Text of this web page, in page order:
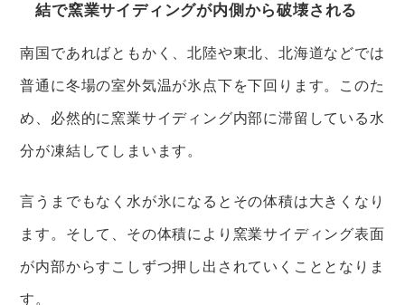
結で窯業サイディングが内側から破壊される
南国であればともかく、北陸や東北、北海道などでは
普通に冬場の室外気温が氷点下を下回ります。このた
め、必然的に窯業サイディング内部に滞留している水
分が凍結してしまいます。
言うまでもなく水が氷になるとその体積は大きくなり
ます。そして、その体積により窯業サイディング表面
が内部からすこしずつ押し出されていくこととなりま
す。